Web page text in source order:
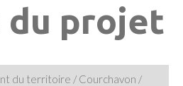
du projet
du territoire / Courchavon /